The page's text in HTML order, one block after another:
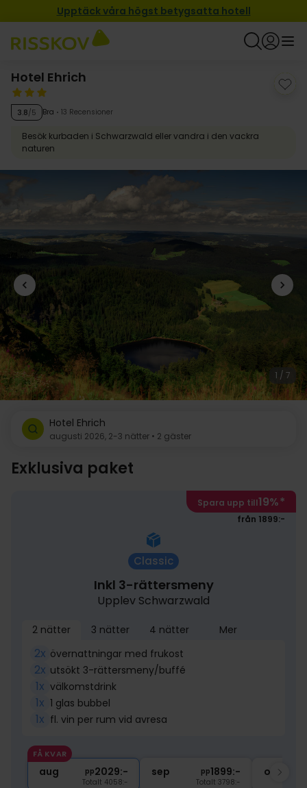
Upptäck våra högst betygsatta hotell
Hotel Ehrich
3.8/5 Bra 13 Recensioner
Besök kurbaden i Schwarzwald eller vandra i den vackra
naturen
1 / 7
Hotel Ehrich
augusti 2026, 2-3 nätter • 2 gäster
Exklusiva paket
Spara upp till19%*
från 1899:-
Classic
Inkl 3-rättersmeny
Upplev Schwarzwald
2 nätter 3 nätter 4 nätter Mer
2x övernattningar med frukost
2x utsökt 3-rättersmeny/buffé
1x välkomstdrink
1x 1 glas bubbel
1x fl. vin per rum vid avresa
FÅ KVAR
aug pp2029:-
Totalt 4058:-
sep pp1899:-
Totalt 3798:-
okt